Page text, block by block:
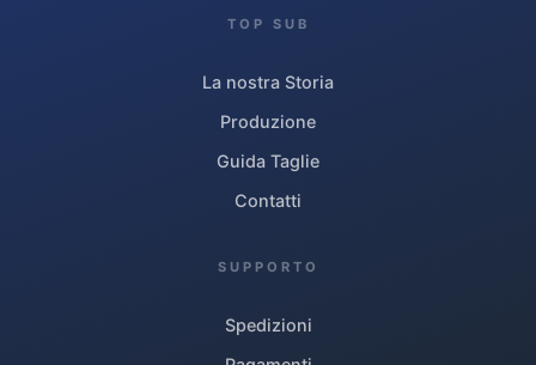
TOP SUB
La nostra Storia
Produzione
Guida Taglie
Contatti
SUPPORTO
Spedizioni